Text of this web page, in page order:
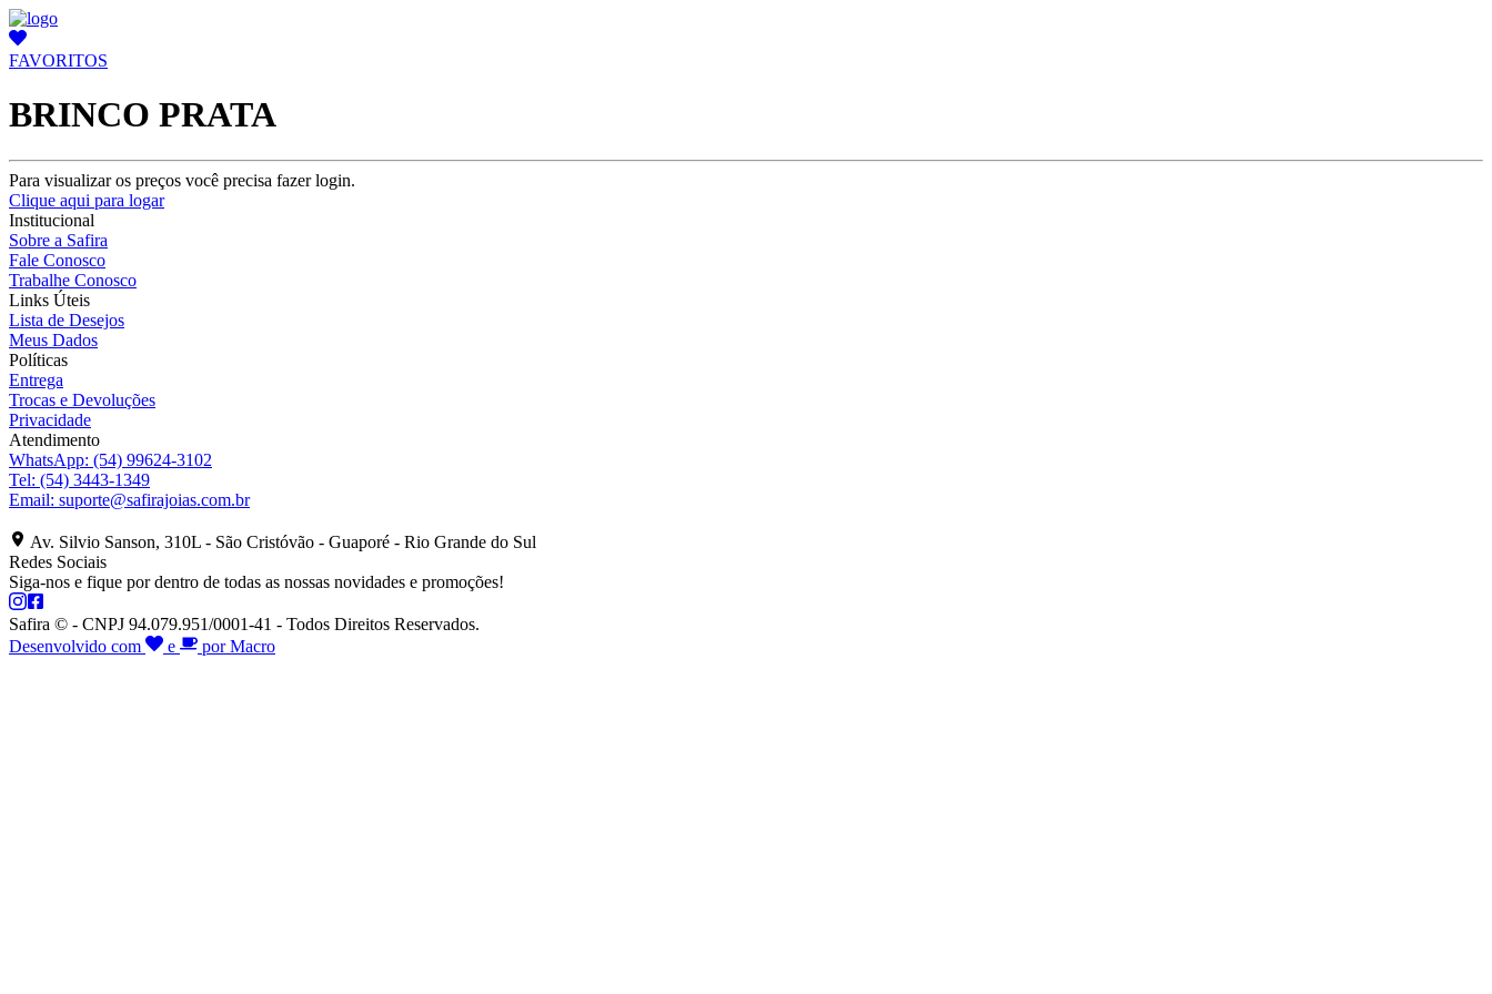
FAVORITOS
BRINCO PRATA
Para visualizar os preços você precisa fazer login.
Clique aqui para logar
Institucional
Sobre a Safira
Fale Conosco
Trabalhe Conosco
Links Úteis
Lista de Desejos
Meus Dados
Políticas
Entrega
Trocas e Devoluções
Privacidade
Atendimento
WhatsApp: (54) 99624-3102
Tel: (54) 3443-1349
Email: suporte@safirajoias.com.br
Av. Silvio Sanson, 310L - São Cristóvão - Guaporé - Rio Grande do Sul
Redes Sociais
Siga-nos e fique por dentro de todas as nossas novidades e promoções!
Safira © - CNPJ 94.079.951/0001-41 - Todos Direitos Reservados.
Desenvolvido com
e por Macro